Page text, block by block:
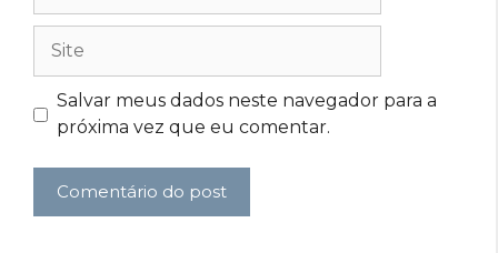
Site
Salvar meus dados neste navegador para a
próxima vez que eu comentar.